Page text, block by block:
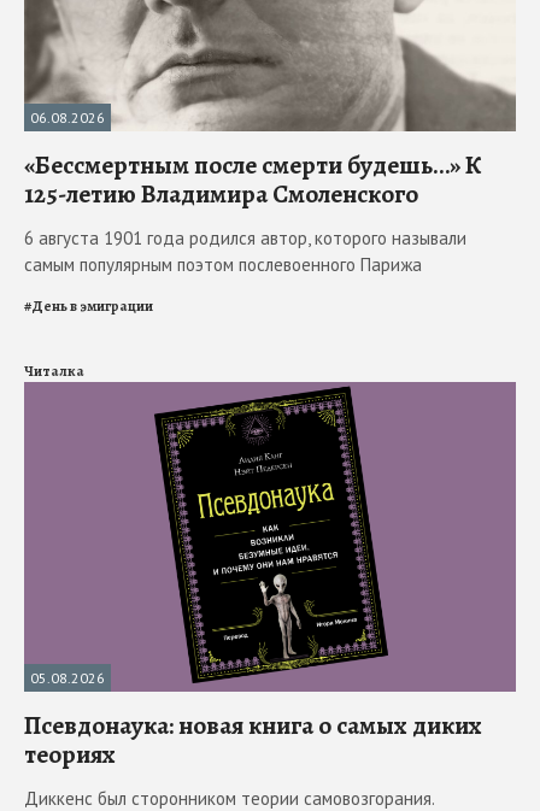
06.08.2026
«Бессмертным после смерти будешь…» К
125-летию Владимира Смоленского
6 августа 1901 года родился автор, которого называли
самым популярным поэтом послевоенного Парижа
#День в эмиграции
Читалка
05.08.2026
Псевдонаука: новая книга о самых диких
теориях
Диккенс был сторонником теории самовозгорания.